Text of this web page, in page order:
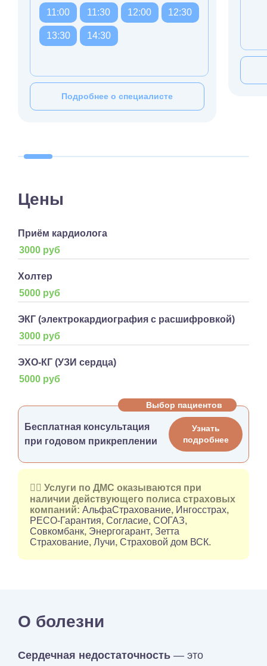
11:00 11:30 12:00 12:30
13:30 14:30
Подробнее о специалисте
Цены
Приём кардиолога
3000 руб
Холтер
5000 руб
ЭКГ (электрокардиография с расшифровкой)
3000 руб
ЭХО-КГ (УЗИ сердца)
5000 руб
Выбор пациентов
Бесплатная консультация
при годовом прикреплении
Узнать
подробнее
👉🏻 Услуги по ДМС оказываются при
наличии действующего полиса страховых
компаний: АльфаСтрахование, Ингосстрах,
РЕСО-Гарантия, Согласие, СОГАЗ,
Совкомбанк, Энергогарант, Зетта
Страхование, Лучи, Страховой дом ВСК.
О болезни
Сердечная недостаточность — это